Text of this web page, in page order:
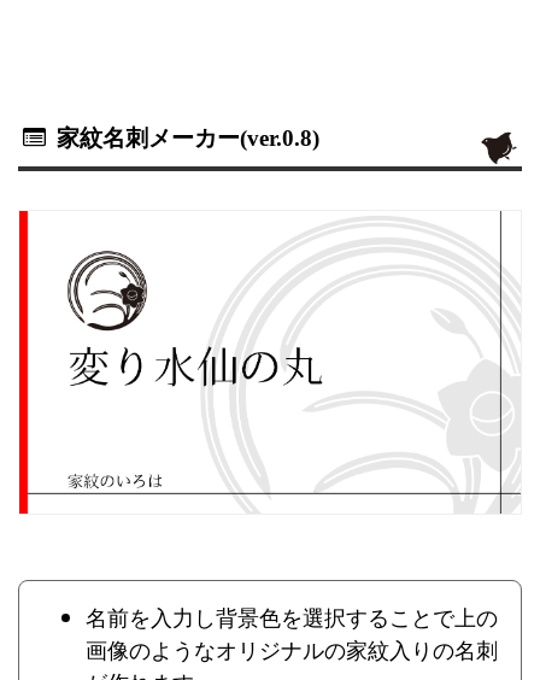
家紋名刺メーカー(ver.0.8)
名前を入力し背景色を選択することで上の
画像のようなオリジナルの家紋入りの名刺